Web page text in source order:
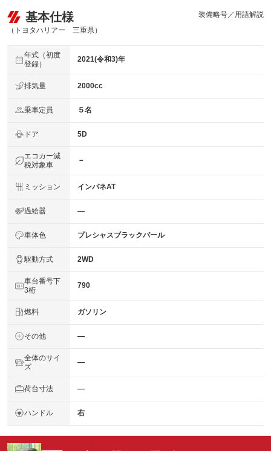
基本仕様
（トヨタハリアー 三重県）
装備略号／用語解説
年式（初度
登録）
2021(令和3)年
排気量 2000cc
乗車定員 ５名
ドア 5D
エコカー減
税対象車
－
ミッション インパネAT
過給器 ―
車体色 プレシャスブラックパール
駆動方式 2WD
車台番号下
3桁
790
燃料 ガソリン
その他 ―
全体のサイ
ズ
―
荷台寸法 ―
ハンドル 右